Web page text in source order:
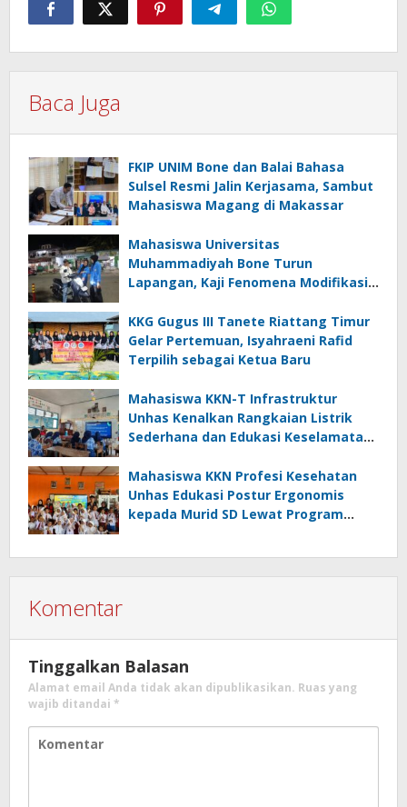
Baca Juga
FKIP UNIM Bone dan Balai Bahasa
Sulsel Resmi Jalin Kerjasama, Sambut
Mahasiswa Magang di Makassar
Mahasiswa Universitas
Muhammadiyah Bone Turun
Lapangan, Kaji Fenomena Modifikasi
FOTOFOBIA
KKG Gugus III Tanete Riattang Timur
Gelar Pertemuan, Isyahraeni Rafid
Terpilih sebagai Ketua Baru
Mahasiswa KKN-T Infrastruktur
Unhas Kenalkan Rangkaian Listrik
Sederhana dan Edukasi Keselamatan
Langkeang
Mahasiswa KKN Profesi Kesehatan
Unhas Edukasi Postur Ergonomis
kepada Murid SD Lewat Program
Komentar
Tinggalkan Balasan
Alamat email Anda tidak akan dipublikasikan. Ruas yang
wajib ditandai *